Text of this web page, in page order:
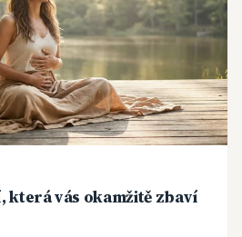
která vás okamžitě zbaví